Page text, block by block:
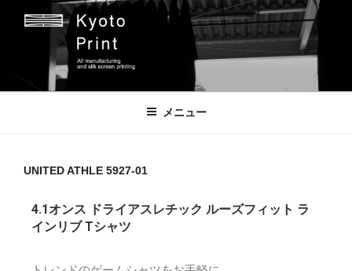
京都プリント
京都市のオリジナルプリント会社
メニュー
UNITED ATHLE 5927-01
4.1オンス ドライアスレチック ルーズフィット ラ
インリブ Tシャツ